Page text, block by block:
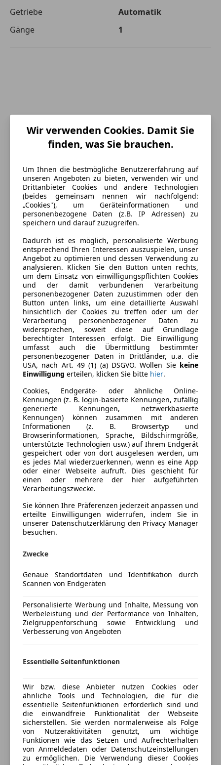
Getriebe
Automatik
Gänge
1
Energieverbrauch
Kraftstoff
Elektro
CO₂-Emissionen
0 g/km (komb.)
Ausstattung
Komfort
Armlehne
Beheizbare Frontscheibe
Beheizbares Lenkrad
Berganfahrassistent
Einparkhilfe
Einparkhilfe Rückfahrkamera
Einparkhilfe Sensoren hinten
Einparkhilfe Sensoren vorne
Elektrische Fensterheber
Elektrische Heckklappe
Elektrische Seitenspiegel
Elektrische Sitze
Getönte Scheiben
Head-up display
Klimaanlage
Klimaautomatik
Lederausstattung
Lederlenkrad
Lordosenstütze
Massagesitze
Multifunktionslenkrad
Navigationssystem
Panoramadach
Regensensor
Schiebedach
Sitzbelüftung
Tempomat
Unterhaltung/Media
Android Auto
Apple CarPlay
Bluetooth
Bordcomputer
Mehr anzeigen
Farbe und Innenausstattung
Außenfarbe
Schwarz
Lackierung
Metallic
Innenausstattung
Vollleder
Fahrzeugbeschreibung
ZumVerkaufangeboten wird einMercedes-Benz
EQE 500 4Matic ,in der Farbe Obsidian schwarz,
Laufleistung.
Satz-Druckfehler vorbehalten
Zwischenverkauf vorbehalten
LEASINGFÄHIG!
120.000KM!
EXTRAS:
MERCEDES-BENZ CONNECT - DIENSTE FÜR
NAVIGATION sales
02B BEDIENUNGSANLEITUNG UND SERVICEHEFT-
Versicherung
anpassen
Freischaden-Gutschein ab Stufe 0
Auto einfach online versichern & Rabatt holen
Jetzt berechnen
Wir verwenden Cookies. Damit Sie
finden, was Sie brauchen.
Um Ihnen die bestmögliche Benutzererfahrung auf
unseren Angeboten zu bieten, verwenden wir und
Drittanbieter Cookies und andere Technologien
(beides gemeinsam nennen wir nachfolgend:
„Cookies"), um Geräteinformationen und
personenbezogene Daten (z.B. IP Adressen) zu
speichern und darauf zuzugreifen.
Dadurch ist es möglich, personalisierte Werbung
entsprechend Ihren Interessen auszuspielen, unser
Angebot zu optimieren und dessen Verwendung zu
analysieren. Klicken Sie den Button unten rechts,
um dem Einsatz von einwilligungspflichten Cookies
und der damit verbundenen Verarbeitung
personenbezogener Daten zuzustimmen oder den
Button unten links, um eine detaillierte Auswahl
hinsichtlich der Cookies zu treffen oder um der
Verarbeitung personenbezogener Daten zu
widersprechen, soweit diese auf Grundlage
berechtigter Interessen erfolgt. Die Einwilligung
umfasst auch die Übermittlung bestimmter
personenbezogener Daten in Drittländer, u.a. die
USA, nach Art. 49 (1) (a) DSGVO. Wollen Sie keine
Einwilligung erteilen, klicken Sie bitte hier.
Cookies, Endgeräte- oder ähnliche Online-
Kennungen (z. B. login-basierte Kennungen, zufällig
generierte Kennungen, netzwerkbasierte
Kennungen) können zusammen mit anderen
Informationen (z. B. Browsertyp und
Browserinformationen, Sprache, Bildschirmgröße,
unterstützte Technologien usw.) auf Ihrem Endgerät
gespeichert oder von dort ausgelesen werden, um
es jedes Mal wiederzuerkennen, wenn es eine App
oder einer Webseite aufruft. Dies geschieht für
einen oder mehrere der hier aufgeführten
Verarbeitungszwecke.
Sie können Ihre Präferenzen jederzeit anpassen und
erteilte Einwilligungen widerrufen, indem Sie in
unserer Datenschutzerklärung den Privacy Manager
besuchen.
Zwecke
Genaue Standortdaten und Identifikation durch
Scannen von Endgeräten
Personalisierte Werbung und Inhalte, Messung von
Werbeleistung und der Performance von Inhalten,
Zielgruppenforschung sowie Entwicklung und
Verbesserung von Angeboten
Essentielle Seitenfunktionen
Wir bzw. diese Anbieter nutzen Cookies oder
ähnliche Tools und Technologien, die für die
essentielle Seitenfunktionen erforderlich sind und
die einwandfreie Funktionalität der Webseite
sicherstellen. Sie werden normalerweise als Folge
von Nutzeraktivitäten genutzt, um wichtige
Funktionen wie das Setzen und Aufrechterhalten
von Anmeldedaten oder Datenschutzeinstellungen
zu ermöglichen. Die Verwendung dieser Cookies